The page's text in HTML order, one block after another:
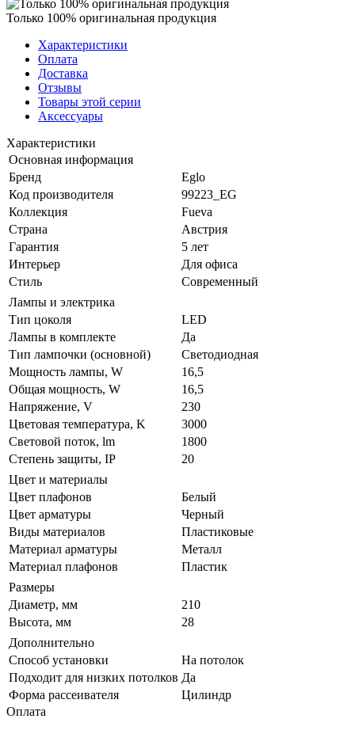
Только 100% оригинальная продукция
Характеристики
Оплата
Доставка
Отзывы
Товары этой серии
Аксессуары
Характеристики
Основная информация
Бренд
Eglo
Код производителя
99223_EG
Коллекция
Fueva
Страна
Австрия
Гарантия
5 лет
Интерьер
Для офиса
Стиль
Современный
Лампы и электрика
Тип цоколя
LED
Лампы в комплекте
Да
Тип лампочки (основной)
Светодиодная
Мощность лампы, W
16,5
Общая мощность, W
16,5
Напряжение, V
230
Цветовая температура, K
3000
Световой поток, lm
1800
Степень защиты, IP
20
Цвет и материалы
Цвет плафонов
Белый
Цвет арматуры
Черный
Виды материалов
Пластиковые
Материал арматуры
Металл
Материал плафонов
Пластик
Размеры
Диаметр, мм
210
Высота, мм
28
Дополнительно
Способ установки
На потолок
Подходит для низких потолков Да
Форма рассеивателя
Цилиндр
Оплата